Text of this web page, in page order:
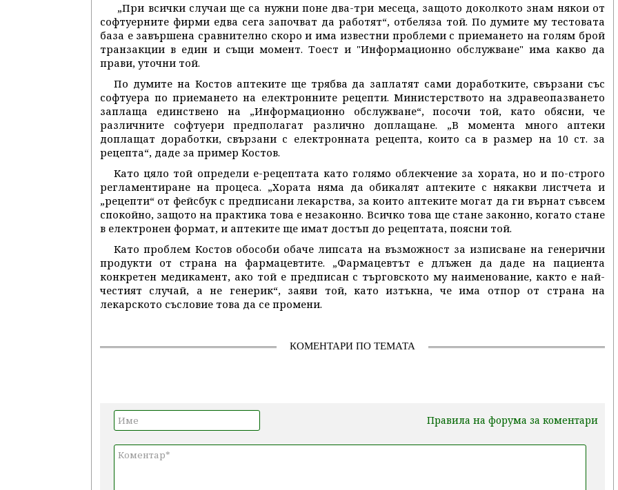
„При всички случаи ще са нужни поне два-три месеца, защото доколкото знам някои от
софтуерните фирми едва сега започват да работят“, отбеляза той. По думите му тестовата
база е завършена сравнително скоро и има известни проблеми с приемането на голям брой
транзакции в един и същи момент. Тоест и "Информационно обслужване" има какво да
прави, уточни той.
По думите на Костов аптеките ще трябва да заплатят сами доработките, свързани със
софтуера по приемането на електронните рецепти. Министерството на здравеопазването
заплаща единствено на „Информационно обслужване“, посочи той, като обясни, че
различните софтуери предполагат различно доплащане. „В момента много аптеки
доплащат доработки, свързани с електронната рецепта, които са в размер на 10 ст. за
рецепта“, даде за пример Костов.
Като цяло той определи е-рецептата като голямо облекчение за хората, но и по-строго
регламентиране на процеса. „Хората няма да обикалят аптеките с някакви листчета и
„рецепти“ от фейсбук с предписани лекарства, за които аптеките могат да ги върнат съвсем
спокойно, защото на практика това е незаконно. Всичко това ще стане законно, когато стане
в електронен формат, и аптеките ще имат достъп до рецептата, поясни той.
Като проблем Костов обособи обаче липсата на възможност за изписване на генерични
продукти от страна на фармацевтите. „Фармацевтът е длъжен да даде на пациента
конкретен медикамент, ако той е предписан с търговското му наименование, както е най-
честият случай, а не генерик“, заяви той, като изтъкна, че има отпор от страна на
лекарското съсловие това да се промени.
КОМЕНТАРИ ПО ТЕМАТА
Правила на форума за коментари